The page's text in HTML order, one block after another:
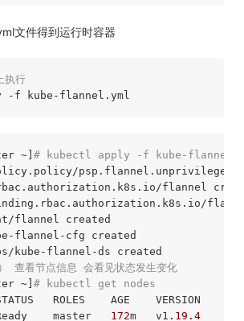
文件得到运行时容器
执行
-f
~] # kubectl apply -f kube-
psp.flannel.unprivileged
flannel
flannel created
flannel-cfg created
查看节点信息 会看见状态发生变化
~] # kubectl get nodes
ROLES    AGE    VERSION
master 172m   v1 .19 .4